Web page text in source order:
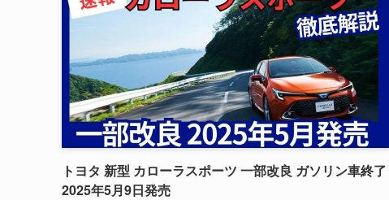
トヨタ 新型 カローラスポーツ 一部改良 ガソリン車終了
2025年5月9日発売